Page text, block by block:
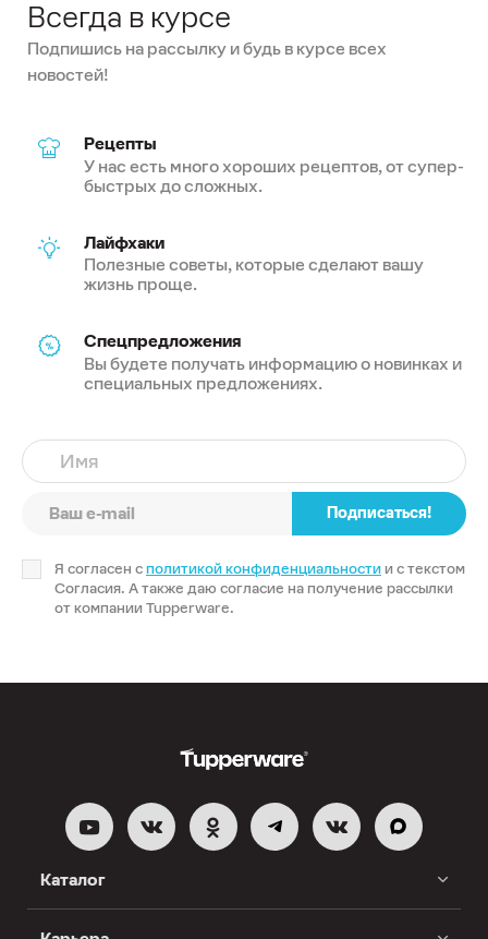
Всегда в курсе
Подпишись на рассылку и будь в курсе всех
новостей!
Рецепты
У нас есть много хороших рецептов, от супер-
быстрых до сложных.
Лайфхаки
Полезные советы, которые сделают вашу
жизнь проще.
Спецпредложения
Вы будете получать информацию о новинках и
специальных предложениях.
Имя
Подписаться!
Я согласен с политикой конфиденциальности и с текстом
Согласия. А также даю согласие на получение рассылки
от компании Tupperware.
Каталог